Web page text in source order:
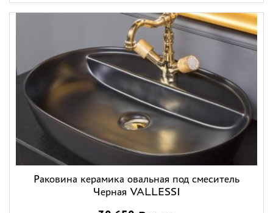
Раковина керамика овальная под смеситель
Черная VALLESSI